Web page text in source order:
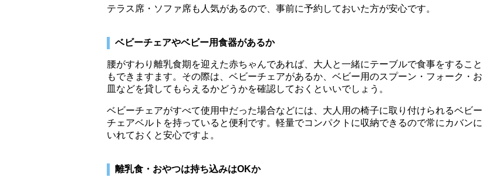
テラス席・ソファ席も人気があるので、事前に予約しておいた方が安心です。
ベビーチェアやベビー用食器があるか
腰がすわり離乳食期を迎えた赤ちゃんであれば、大人と一緒にテーブルで食事をすること
もできますます。その際は、ベビーチェアがあるか、ベビー用のスプーン・フォーク・お
皿などを貸してもらえるかどうかを確認しておくといいでしょう。
ベビーチェアがすべて使用中だった場合などには、大人用の椅子に取り付けられるベビー
チェアベルトを持っていると便利です。軽量でコンパクトに収納できるので常にカバンに
いれておくと安心ですよ。
離乳食・おやつは持ち込みはOKか